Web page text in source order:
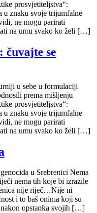
prosvjetiteljstva“:
u znaku svoje trijumfalne
ne mogu parirati
na umu svako ko želi […]
se
u sebe u formulaciji
prema mišljenju
prosvjetiteljstva“:
u znaku svoje trijumfalne
ne mogu parirati
na umu svako ko želi […]
u Srebrenici Nema
nema tih koje bi izrazile
nije riječ…Nije ni
i to baš onima koji su
nakon opstanka svojih […]